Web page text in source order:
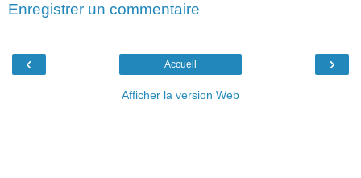
Enregistrer un commentaire
‹ ›
Accueil
Afficher la version Web